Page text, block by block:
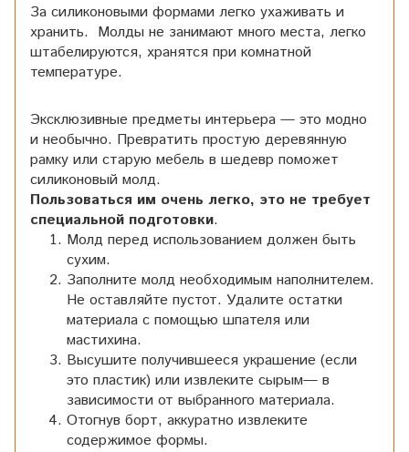
За силиконовыми формами легко ухаживать и
хранить. Молды не занимают много места, легко
штабелируются, хранятся при комнатной
температуре.
Эксклюзивные предметы интерьера — это модно
и необычно. Превратить простую деревянную
рамку или старую мебель в шедевр поможет
силиконовый молд.
Пользоваться им очень легко, это не требует
специальной подготовки.
Молд перед использованием должен быть
сухим.
Заполните молд необходимым наполнителем.
Не оставляйте пустот. Удалите остатки
материала с помощью шпателя или
мастихина.
Высушите получившееся украшение (если
это пластик) или извлеките сырым— в
зависимости от выбранного материала.
Отогнув борт, аккуратно извлеките
содержимое формы.